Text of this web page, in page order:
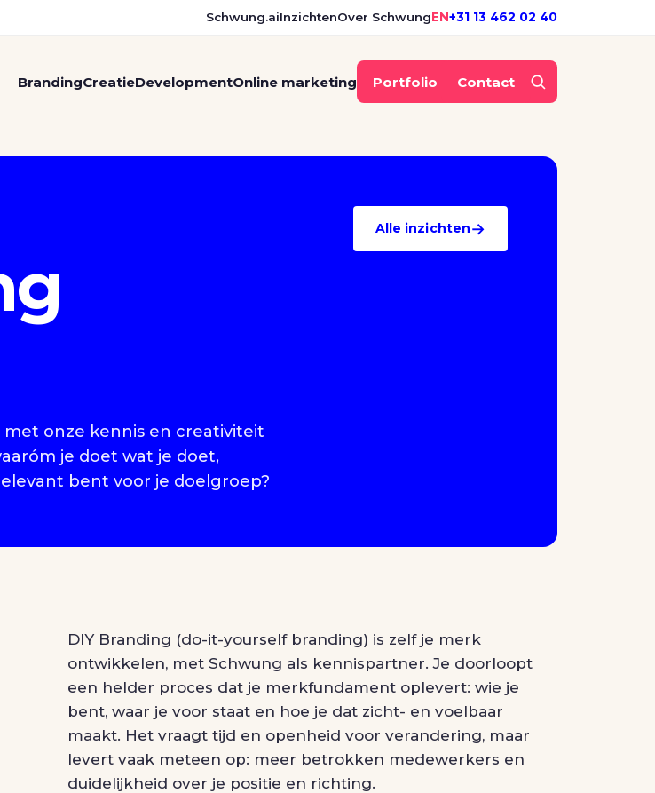
Schwung.aiInzichtenOver SchwungEN+31 13 462 02 40
BrandingCreatieDevelopmentOnline marketing Portfolio Contact
Alle inzichten→
onze kennis en creativiteit
je doet wat je doet,
bent voor je doelgroep?
DIY Branding (do-it-yourself branding) is zelf je merk
ontwikkelen, met Schwung als kennispartner. Je doorloopt
een helder proces dat je merkfundament oplevert: wie je
bent, waar je voor staat en hoe je dat zicht- en voelbaar
maakt. Het vraagt tijd en openheid voor verandering, maar
levert vaak meteen op: meer betrokken medewerkers en
duidelijkheid over je positie en richting.